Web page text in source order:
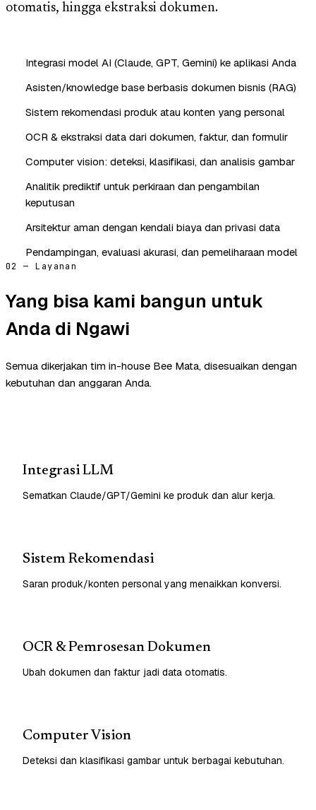
otomatis, hingga ekstraksi dokumen.
Integrasi model AI (Claude, GPT, Gemini) ke aplikasi Anda
Asisten/knowledge base berbasis dokumen bisnis (RAG)
Sistem rekomendasi produk atau konten yang personal
OCR & ekstraksi data dari dokumen, faktur, dan formulir
Computer vision: deteksi, klasifikasi, dan analisis gambar
Analitik prediktif untuk perkiraan dan pengambilan
keputusan
Arsitektur aman dengan kendali biaya dan privasi data
Pendampingan, evaluasi akurasi, dan pemeliharaan model
02 — Layanan
Yang bisa kami bangun untuk
Anda di Ngawi
Semua dikerjakan tim in-house Bee Mata, disesuaikan dengan
kebutuhan dan anggaran Anda.
Integrasi LLM
Sematkan Claude/GPT/Gemini ke produk dan alur kerja.
Sistem Rekomendasi
Saran produk/konten personal yang menaikkan konversi.
OCR & Pemrosesan Dokumen
Ubah dokumen dan faktur jadi data otomatis.
Computer Vision
Deteksi dan klasifikasi gambar untuk berbagai kebutuhan.